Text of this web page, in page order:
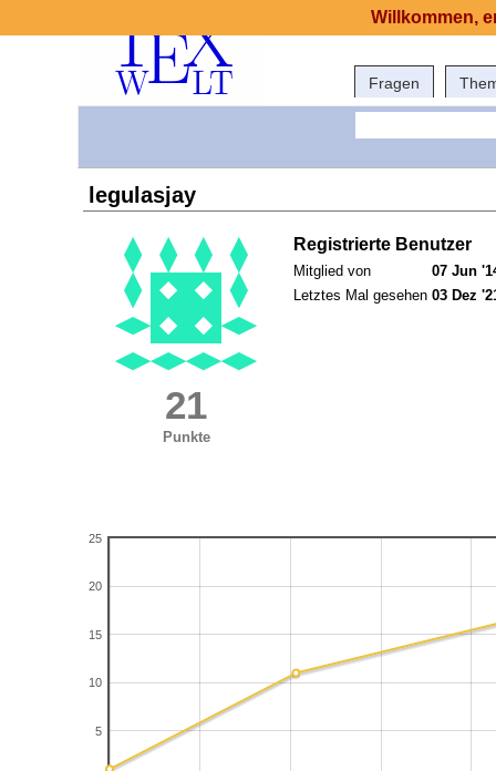
Fragen
legulasjay
21
Punkte
Registrierte Benutzer
Mitglied von
07 Jun
Letztes Mal gesehen 03 Dez
5
10
15
20
25
Willkommen,